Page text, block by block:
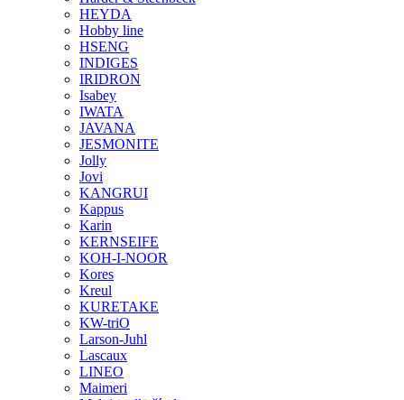
HEYDA
Hobby line
HSENG
INDIGES
IRIDRON
Isabey
IWATA
JAVANA
JESMONITE
Jolly
Jovi
KANGRUI
Kappus
Karin
KERNSEIFE
KOH-I-NOOR
Kores
Kreul
KURETAKE
KW-triO
Larson-Juhl
Lascaux
LINEO
Maimeri